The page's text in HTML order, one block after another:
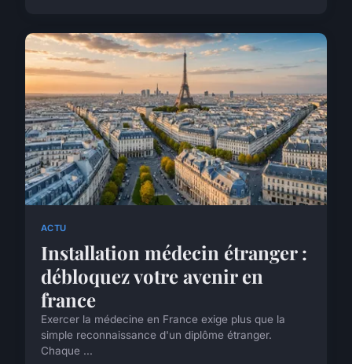
ACTU
Installation médecin étranger :
débloquez votre avenir en
france
Exercer la médecine en France exige plus que la
simple reconnaissance d'un diplôme étranger.
Chaque ...